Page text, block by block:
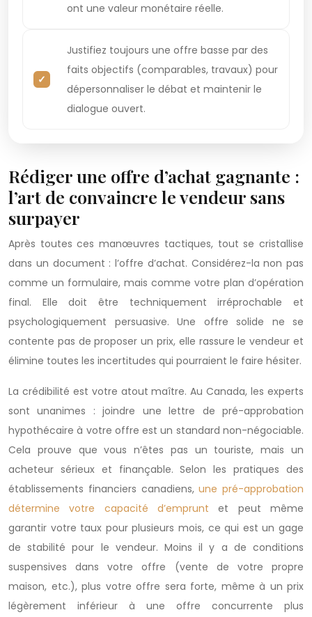
ont une valeur monétaire réelle.
Justifiez toujours une offre basse par des
faits objectifs (comparables, travaux) pour
dépersonnaliser le débat et maintenir le
dialogue ouvert.
Rédiger une offre d’achat gagnante :
l’art de convaincre le vendeur sans
surpayer
Après toutes ces manœuvres tactiques, tout se cristallise
dans un document : l’offre d’achat. Considérez-la non pas
comme un formulaire, mais comme votre plan d’opération
final. Elle doit être techniquement irréprochable et
psychologiquement persuasive. Une offre solide ne se
contente pas de proposer un prix, elle rassure le vendeur et
élimine toutes les incertitudes qui pourraient le faire hésiter.
La crédibilité est votre atout maître. Au Canada, les experts
sont unanimes : joindre une lettre de pré-approbation
hypothécaire à votre offre est un standard non-négociable.
Cela prouve que vous n’êtes pas un touriste, mais un
acheteur sérieux et finançable. Selon les pratiques des
établissements financiers canadiens,une pré-approbation
détermine votre capacité d’emprunt et peut même
garantir votre taux pour plusieurs mois, ce qui est un gage
de stabilité pour le vendeur. Moins il y a de conditions
suspensives dans votre offre (vente de votre propre
maison, etc.), plus votre offre sera forte, même à un prix
légèrement inférieur à une offre concurrente plus